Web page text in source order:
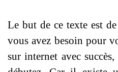
Le but de ce texte est
vous avez besoin pour
sur internet avec